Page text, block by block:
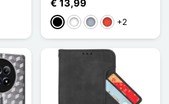
€ 13,99
ZwartWit GrijsRood+2